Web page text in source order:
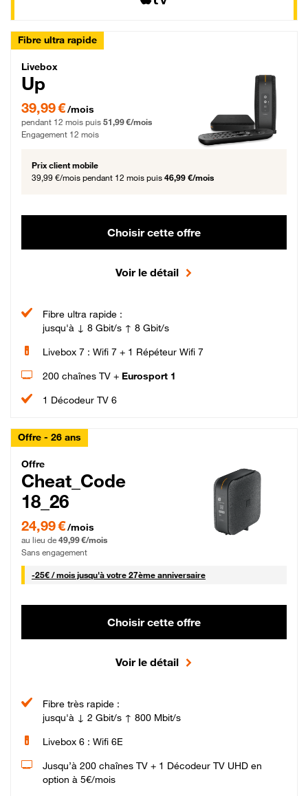
Fibre ultra rapide
Livebox Up Fibre
Livebox
Up
39,99 € par mois pendant 12 mois puis 51,99 € par mois, Engagement 12 mois
39,99 €/mois
pendant 12 mois puis 51,99 €/mois
Engagement 12 mois
Prix client mobile
39,99 €/mois pendant 12 mois puis 46,99 €/mois
Choisir cette offre
Voir le détail
Fibre ultra rapide :
jusqu'à ↓ 8 Gbit/s ↑ 8 Gbit/s
Livebox 7 : Wifi 7 + 1 Répéteur Wifi 7
200 chaînes TV + Eurosport 1
1 Décodeur TV 6
Offre - 26 ans
Cheat_Code Fibre_18_26
Offre
Cheat_Code
18_26
24,99 € par mois pendant 0 mois puis 49,99 € par mois, Sans engagement
24,99 €/mois
au lieu de 49,99 €/mois
Sans engagement
-25€ / mois25 € par mois
jusqu'à votre 27ème anniversaire
Choisir cette offre
Voir le détail
Fibre très rapide :
jusqu'à ↓ 2 Gbit/s ↑ 800 Mbit/s
Livebox 6 : Wifi 6E
Jusqu’à 200 chaînes TV + 1 Décodeur TV UHD en
option à 5€/mois